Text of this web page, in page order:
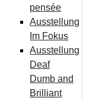
pensée
Ausstellung
Im Fokus
Ausstellung
Deaf
Dumb and
Brilliant